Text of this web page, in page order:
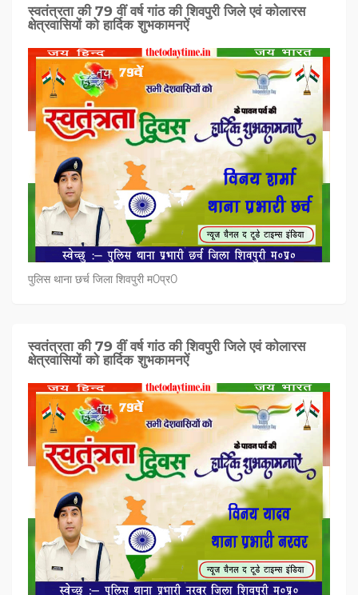
स्वतंत्रता की 79 वीं वर्ष गांठ की शिवपुरी जिले एवं कोलारस
क्षेत्रवासियों को हार्दिक शुभकामनऐं
पुलिस थाना छर्च जिला शिवपुरी म0प्र0
स्वतंत्रता की 79 वीं वर्ष गांठ की शिवपुरी जिले एवं कोलारस
क्षेत्रवासियों को हार्दिक शुभकामनऐं